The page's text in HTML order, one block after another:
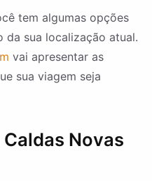
tem algumas opções
da sua localização atual.
vai apresentar as
sua viagem seja
Novas